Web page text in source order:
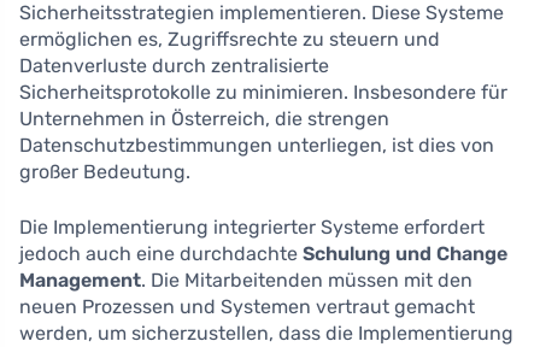
Sicherheitsstrategien implementieren. Diese Systeme
ermöglichen es, Zugriffsrechte zu steuern und
Datenverluste durch zentralisierte
Sicherheitsprotokolle zu minimieren. Insbesondere für
Unternehmen in Österreich, die strengen
Datenschutzbestimmungen unterliegen, ist dies von
großer Bedeutung.
Die Implementierung integrierter Systeme erfordert
jedoch auch eine durchdachte Schulung und Change
Management. Die Mitarbeitenden müssen mit den
neuen Prozessen und Systemen vertraut gemacht
werden, um sicherzustellen, dass die Implementierung